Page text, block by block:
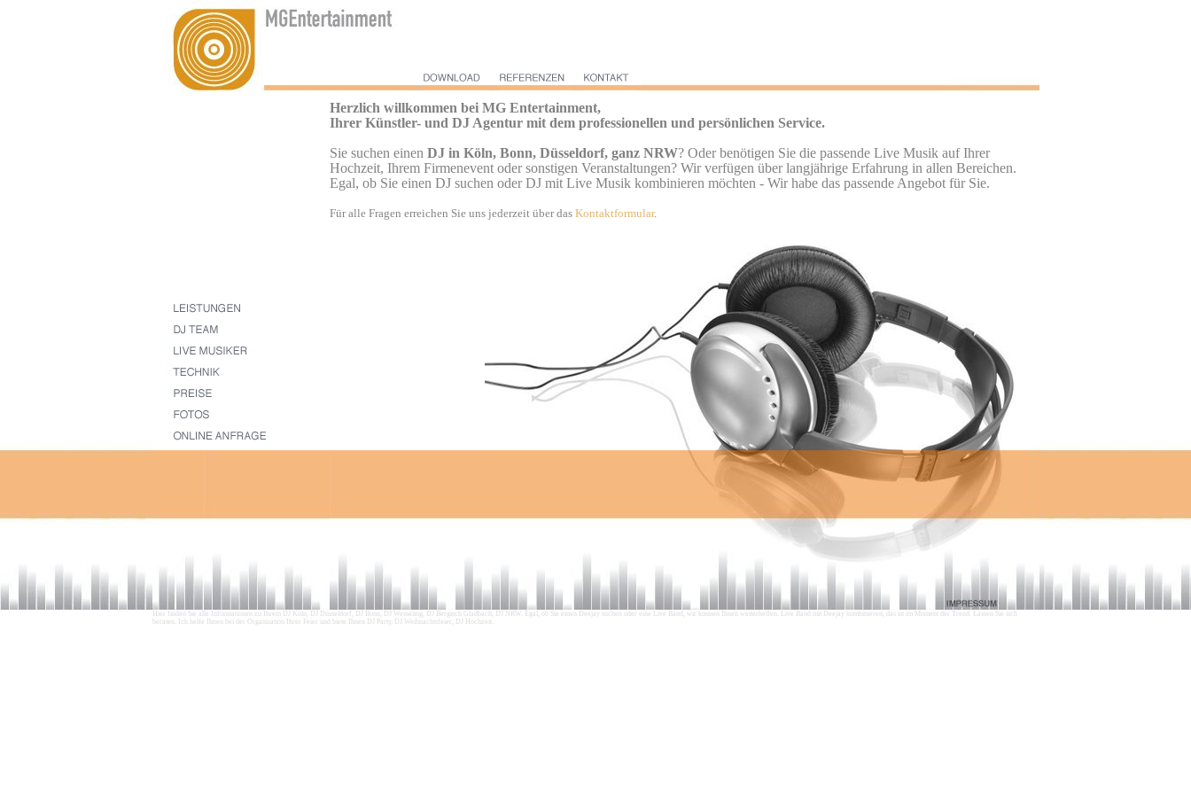
Herzlich willkommen bei MG Entertainment,
Ihrer Künstler- und DJ Agentur mit dem professionellen und persönlichen Service.
Sie suchen einen DJ in Köln, Bonn, Düsseldorf, ganz NRW? Oder benötigen Sie die passende Live Musik auf Ihrer
Hochzeit, Ihrem Firmenevent oder sonstigen Veranstaltungen? Wir verfügen über langjährige Erfahrung in allen Bereichen.
Egal, ob Sie einen DJ suchen oder DJ mit Live Musik kombinieren möchten - Wir habe das passende Angebot für Sie.
Für alle Fragen erreichen Sie uns jederzeit über das Kontaktformular.
Hier finden Sie alle Informationen zu Ihrem DJ Köln, DJ Düsseldorf, DJ Bonn, DJ Wesseling, DJ Bergisch Gladbach, DJ NRW. Egal, ob Sie einen Deejay suchen oder eine Live Band, wir können Ihnen weiterhelfen. Live Band mit Deejay kombinieren, das ist im Moment der Trend. Lassen Sie sich
beraten. Ich helfe Ihnen bei der Organisation Ihrer Feier und biete Ihnen DJ Party, DJ Weihnachtsfeier, DJ Hochzeit.